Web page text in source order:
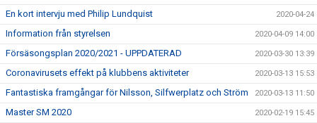
En kort intervju med Philip Lundquist 2020-04-24
Information från styrelsen 2020-04-09 14:00
Försäsongsplan 2020/2021 - UPPDATERAD 2020-03-30 13:39
Coronavirusets effekt på klubbens aktiviteter 2020-03-13 15:53
Fantastiska framgångar för Nilsson, Silfwerplatz och Ström 2020-03-13 11:50
Master SM 2020 2020-02-19 15:45